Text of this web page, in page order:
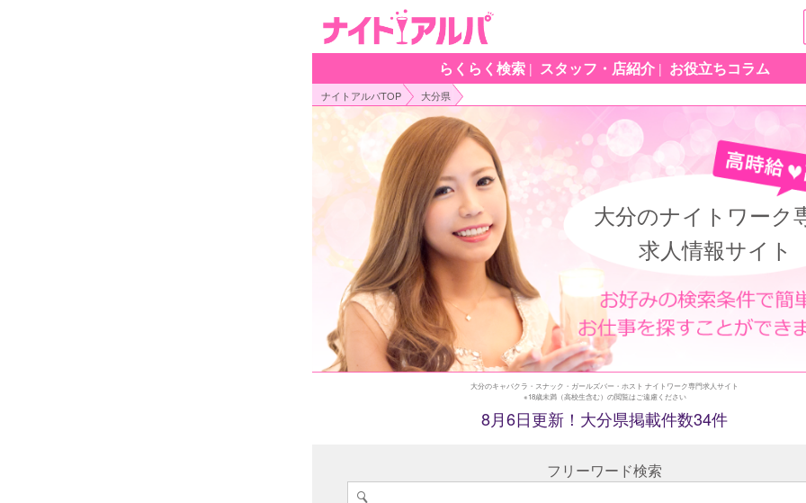
らくらく検索 スタッフ・店紹介 お役立ちコラム
ナイトアルパTOP 大分県
大分のナイトワーク
求人情報サイト
大分のキャバクラ・スナック・ガールズバー・ホスト ナイトワーク専門求人サイト
※18歳未満（高校生含む）の閲覧はご遠慮ください
8月6日更新！大分県掲載件数34件
フリーワード検索